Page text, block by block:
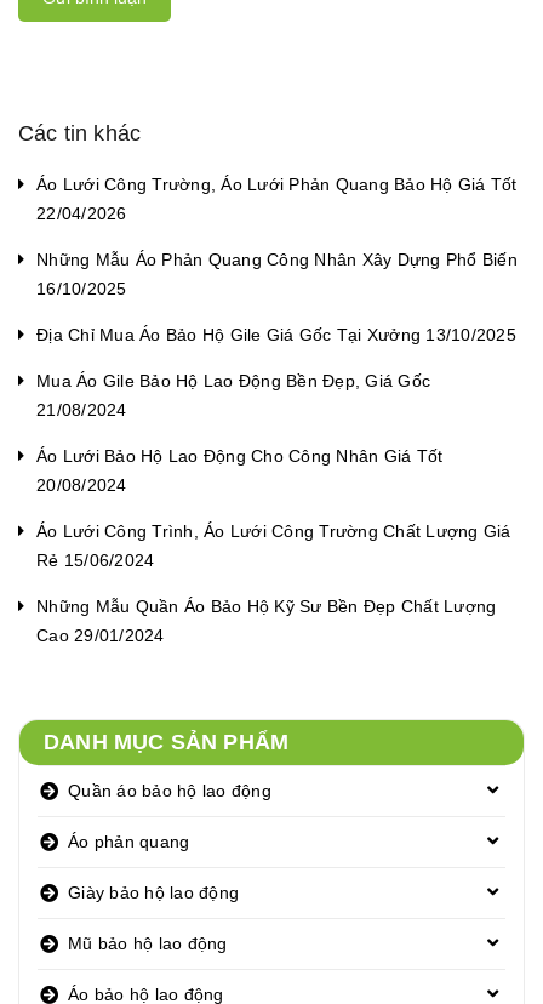
Các tin khác
Áo Lưới Công Trường, Áo Lưới Phản Quang Bảo Hộ Giá Tốt
22/04/2026
Những Mẫu Áo Phản Quang Công Nhân Xây Dựng Phổ Biến
16/10/2025
Địa Chỉ Mua Áo Bảo Hộ Gile Giá Gốc Tại Xưởng 13/10/2025
Mua Áo Gile Bảo Hộ Lao Động Bền Đẹp, Giá Gốc
21/08/2024
Áo Lưới Bảo Hộ Lao Động Cho Công Nhân Giá Tốt
20/08/2024
Áo Lưới Công Trình, Áo Lưới Công Trường Chất Lượng Giá
Rẻ 15/06/2024
Những Mẫu Quần Áo Bảo Hộ Kỹ Sư Bền Đẹp Chất Lượng
Cao 29/01/2024
DANH MỤC SẢN PHẨM
Quần áo bảo hộ lao động
Áo phản quang
Giày bảo hộ lao động
Mũ bảo hộ lao động
Áo bảo hộ lao động